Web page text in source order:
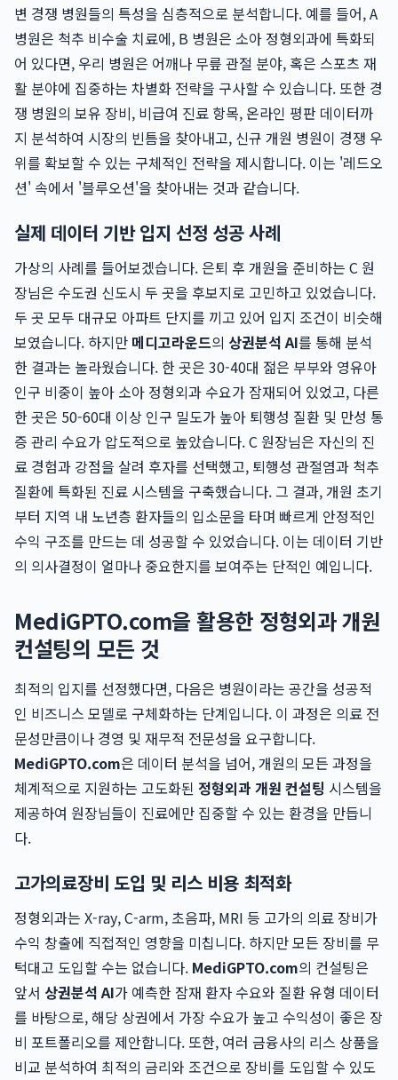
변 경쟁 병원들의 특성을 심층적으로 분석합니다. 예를 들어, A
병원은 척추 비수술 치료에, B 병원은 소아 정형외과에 특화되
어 있다면, 우리 병원은 어깨나 무릎 관절 분야, 혹은 스포츠 재
활 분야에 집중하는 차별화 전략을 구사할 수 있습니다. 또한 경
쟁 병원의 보유 장비, 비급여 진료 항목, 온라인 평판 데이터까
지 분석하여 시장의 빈틈을 찾아내고, 신규 개원 병원이 경쟁 우
위를 확보할 수 있는 구체적인 전략을 제시합니다. 이는 '레드오
션' 속에서 '블루오션'을 찾아내는 것과 같습니다.
실제 데이터 기반 입지 선정 성공 사례
가상의 사례를 들어보겠습니다. 은퇴 후 개원을 준비하는 C 원
장님은 수도권 신도시 두 곳을 후보지로 고민하고 있었습니다.
두 곳 모두 대규모 아파트 단지를 끼고 있어 입지 조건이 비슷해
보였습니다. 하지만 메디고라운드의 상권분석 AI를 통해 분석
한 결과는 놀라웠습니다. 한 곳은 30-40대 젊은 부부와 영유아
인구 비중이 높아 소아 정형외과 수요가 잠재되어 있었고, 다른
한 곳은 50-60대 이상 인구 밀도가 높아 퇴행성 질환 및 만성 통
증 관리 수요가 압도적으로 높았습니다. C 원장님은 자신의 진
료 경험과 강점을 살려 후자를 선택했고, 퇴행성 관절염과 척추
질환에 특화된 진료 시스템을 구축했습니다. 그 결과, 개원 초기
부터 지역 내 노년층 환자들의 입소문을 타며 빠르게 안정적인
수익 구조를 만드는 데 성공할 수 있었습니다. 이는 데이터 기반
의 의사결정이 얼마나 중요한지를 보여주는 단적인 예입니다.
MediGPTO.com을 활용한 정형외과 개원
컨설팅의 모든 것
최적의 입지를 선정했다면, 다음은 병원이라는 공간을 성공적
인 비즈니스 모델로 구체화하는 단계입니다. 이 과정은 의료 전
문성만큼이나 경영 및 재무적 전문성을 요구합니다.
MediGPTO.com은 데이터 분석을 넘어, 개원의 모든 과정을
체계적으로 지원하는 고도화된 정형외과 개원 컨설팅 시스템을
제공하여 원장님들이 진료에만 집중할 수 있는 환경을 만듭니
다.
고가의료장비 도입 및 리스 비용 최적화
정형외과는 X-ray, C-arm, 초음파, MRI 등 고가의 의료 장비가
수익 창출에 직접적인 영향을 미칩니다. 하지만 모든 장비를 무
턱대고 도입할 수는 없습니다. MediGPTO.com의 컨설팅은
앞서 상권분석 AI가 예측한 잠재 환자 수요와 질환 유형 데이터
를 바탕으로, 해당 상권에서 가장 수요가 높고 수익성이 좋은 장
비 포트폴리오를 제안합니다. 또한, 여러 금융사의 리스 상품을
비교 분석하여 최적의 금리와 조건으로 장비를 도입할 수 있도